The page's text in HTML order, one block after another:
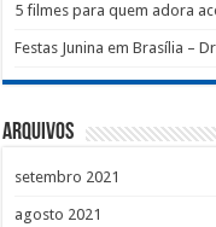
5 filmes para quem adora
Festas Junina em Brasília –
Arquivos
setembro 2021
agosto 2021